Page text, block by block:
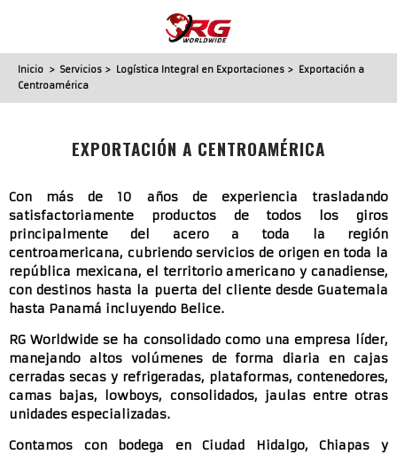
Inicio > Servicios > Logística Integral en Exportaciones > Exportación a
Centroamérica
EXPORTACIÓN A CENTROAMÉRICA
Con más de 10 años de experiencia trasladando
satisfactoriamente productos de todos los giros
principalmente del acero a toda la región
centroamericana, cubriendo servicios de origen en toda la
república mexicana, el territorio americano y canadiense,
con destinos hasta la puerta del cliente desde Guatemala
hasta Panamá incluyendo Belice.
RG Worldwide se ha consolidado como una empresa líder,
manejando altos volúmenes de forma diaria en cajas
cerradas secas y refrigeradas, plataformas, contenedores,
camas bajas, lowboys, consolidados, jaulas entre otras
unidades especializadas.
Contamos con bodega en Ciudad Hidalgo, Chiapas y